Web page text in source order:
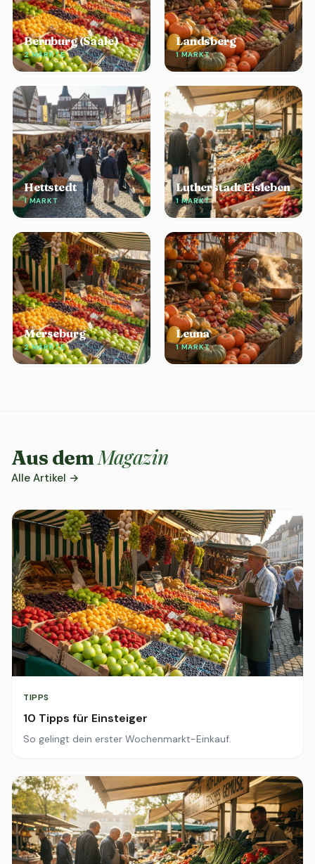
Bernburg (Saale)
2 MÄRKTE
Landsberg
1 MARKT
Hettstedt
1 MARKT
Lutherstadt Eisleben
1 MARKT
Merseburg
2 MÄRKTE
Leuna
1 MARKT
Aus demMagazin
Alle Artikel →
TIPPS
10 Tipps für Einsteiger
So gelingt dein erster Wochenmarkt-Einkauf.